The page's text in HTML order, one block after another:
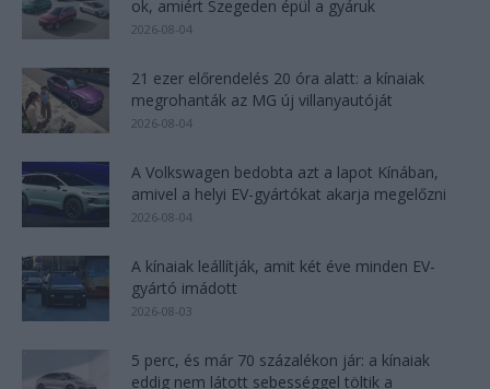
ok, amiért Szegeden épül a gyáruk
2026-08-04
21 ezer előrendelés 20 óra alatt: a kínaiak
megrohanták az MG új villanyautóját
2026-08-04
A Volkswagen bedobta azt a lapot Kínában,
amivel a helyi EV-gyártókat akarja megelőzni
2026-08-04
A kínaiak leállítják, amit két éve minden EV-
gyártó imádott
2026-08-03
5 perc, és már 70 százalékon jár: a kínaiak
eddig nem látott sebességgel töltik a